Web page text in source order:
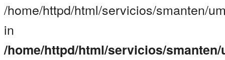
/home/httpd/html/servicios/smanten/
in
/home/httpd/html/servicios/